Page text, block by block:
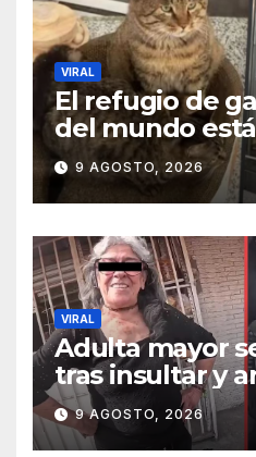
VIRAL
El refugio de
del mundo
aeropuerto
tiene a tres
patrullando las
embarque
9 AGOSTO, 2026
VIRAL
Adulta mayor
tras insultar y
celular a
9 AGOSTO, 2026